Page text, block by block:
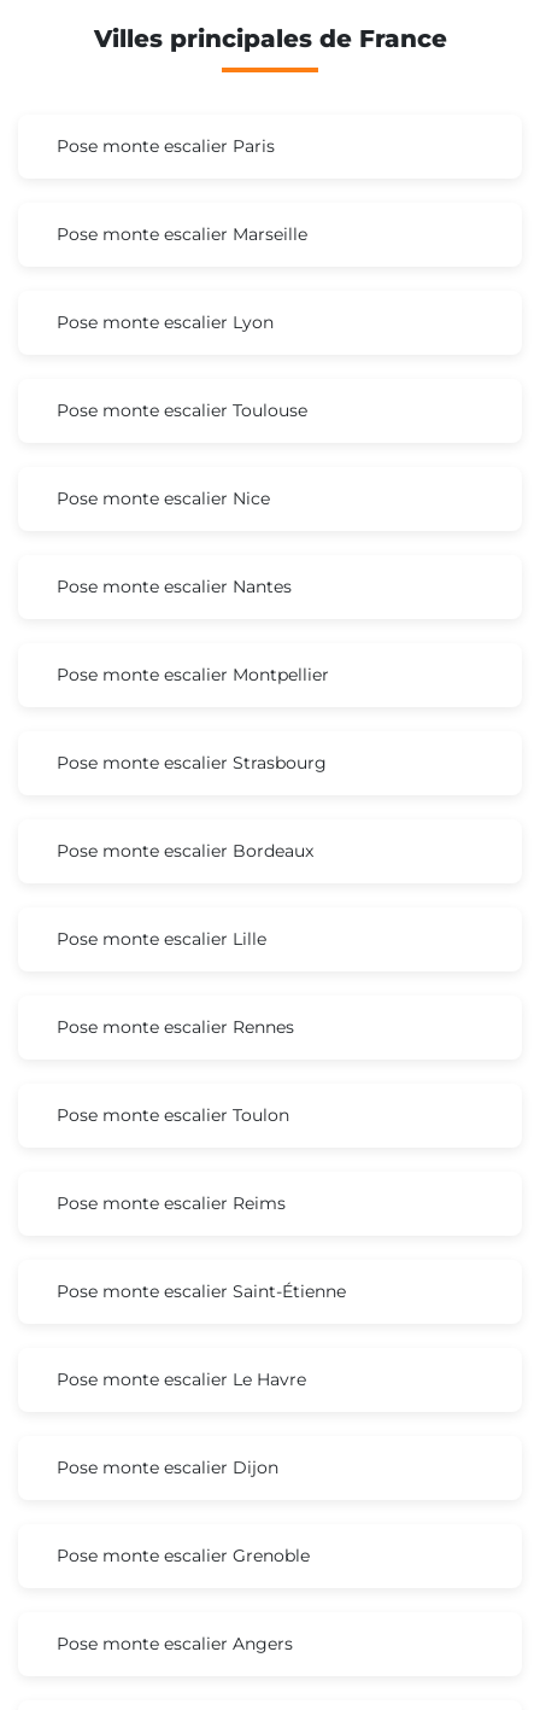
Villes principales de France
Pose monte escalier Paris
Pose monte escalier Marseille
Pose monte escalier Lyon
Pose monte escalier Toulouse
Pose monte escalier Nice
Pose monte escalier Nantes
Pose monte escalier Montpellier
Pose monte escalier Strasbourg
Pose monte escalier Bordeaux
Pose monte escalier Lille
Pose monte escalier Rennes
Pose monte escalier Toulon
Pose monte escalier Reims
Pose monte escalier Saint-Étienne
Pose monte escalier Le Havre
Pose monte escalier Dijon
Pose monte escalier Grenoble
Pose monte escalier Angers